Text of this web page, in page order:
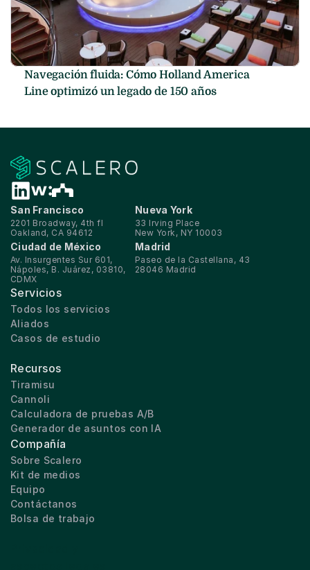
Navegación fluida: Cómo Holland America
Line optimizó un legado de 150 años
San Francisco
2201 Broadway, 4th fl
Oakland, CA 94612
Nueva York
33 Irving Place
New York, NY 10003
Ciudad de México
Av. Insurgentes Sur 601,
Nápoles, B. Juárez, 03810,
CDMX
Madrid
Paseo de la Castellana, 43
28046 Madrid
Servicios
Todos los servicios
Aliados
Casos de estudio
Recursos
Tiramisu
Cannoli
Calculadora de pruebas A/B
Generador de asuntos con IA
Compañía
Sobre Scalero
Kit de medios
Equipo
Contáctanos
Bolsa de trabajo